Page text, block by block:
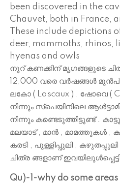
been discovered in the
Chauvet, both in France,
These include depictions
deer, mammoths, rhinos,
hyenas and owls
നൂറ് കണക്കിന് മൃഗങ്ങളുടെ
12,000 വരെ വർഷങ്ങൾ
ലകോ ( Lascaux ) , ഷോവെ (
നിന്നും സ്പെയിനിലെ
നിന്നും കണ്ടെടുത്തിട്ടുണ്ട് .
മലയാട് , മാൻ , മാമത്തുകൾ ,
കരടി , പുള്ളിപ്പുലി ,
ചിത്ര ങ്ങളാണ്
Qu)-1-why do some areas